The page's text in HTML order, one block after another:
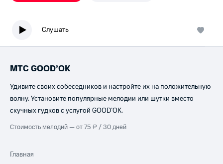
Слушать
МТС GOOD’OK
Удивите своих собеседников и настройте их на положительную
волну. Установите популярные мелодии или шутки вместо
скучных гудков с услугой GOOD’OK.
Стоимость мелодий — от 75 ₽ / 30 дней
Главная